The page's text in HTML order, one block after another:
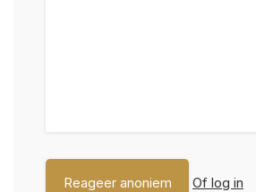
Of log in